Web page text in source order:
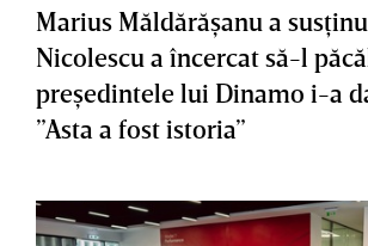
Marius Măldărăşanu a
Nicolescu a încercat să-l
preşedintele lui Dinamo i-a
”Asta a fost istoria”